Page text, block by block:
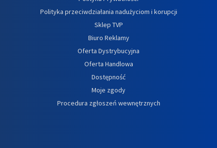
Polityka przeciwdziałania nadużyciom i korupcji
Sklep TVP
Biuro Reklamy
Oferta Dystrybucyjna
Oferta Handlowa
Dostępność
Moje zgody
Procedura zgłoszeń wewnętrznych